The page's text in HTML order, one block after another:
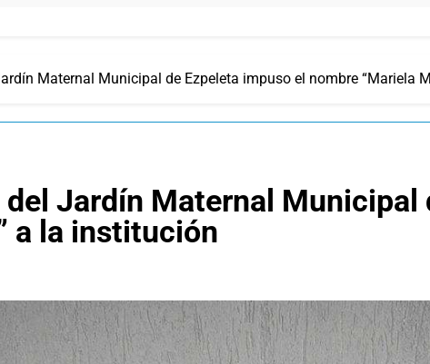
Maternal Municipal de Ezpeleta impuso el nombre “Mariela
Jardín Maternal Municipal
a la institución